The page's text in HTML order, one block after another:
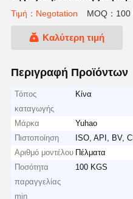
σωληνώσεις
Τιμή：Negotation MOQ：100
Καλύτερη τιμή
Περιγραφή Προϊόντων
Τόπος
καταγωγής
Κίνα
Μάρκα
Yuhao
Πιστοποίηση
ISO, API, BV,
Αριθμό μοντέλου Πέλματα
Ποσότητα
παραγγελίας
min
100 KGS